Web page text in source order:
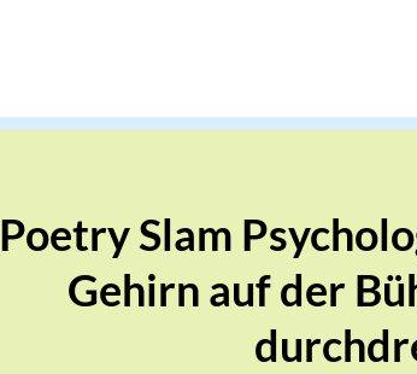
Poetry Slam
Gehirn auf der